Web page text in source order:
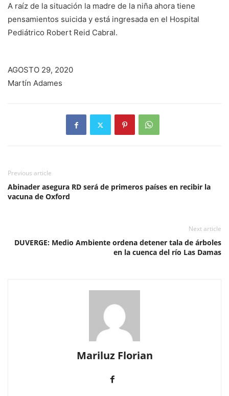
A raíz de la situación la madre de la niña ahora tiene
pensamientos suicida y está ingresada en el Hospital
Pediátrico Robert Reid Cabral.
AGOSTO 29, 2020
Martín Adames
Previous article
Abinader asegura RD será de primeros países en recibir la
vacuna de Oxford
Next article
DUVERGE: Medio Ambiente ordena detener tala de árboles
en la cuenca del río Las Damas
Mariluz Florian